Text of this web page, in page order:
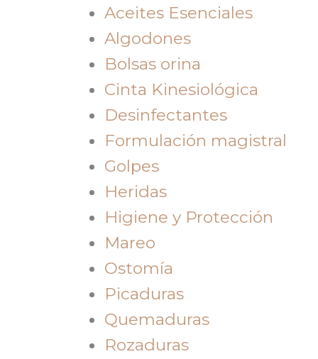
Aceites Esenciales
Algodones
Bolsas orina
Cinta Kinesiológica
Desinfectantes
Formulación magistral
Golpes
Heridas
Higiene y Protección
Mareo
Ostomía
Picaduras
Quemaduras
Rozaduras